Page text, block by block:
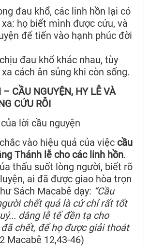
đau khổ, các linh hồn lại có
họ biết mình được cứu, và
để tiến vào hạnh phúc đời
đau khổ khác nhau, tùy
cách ân sủng khi còn sống.
– CẦU NGUYỆN, HY LỄ VÀ
CỨU RỖI
lời cầu nguyện
vào hiệu quả của việc cầu
Thánh lễ cho các linh hồn.
thấu suốt lòng người, biết rõ
ai đã được giao hòa trọn
Sách Macabê dạy: “Cầu
chết quả là cử chỉ rất tốt
dâng lễ tế đền tạ cho
chết, để họ được giải thoát
Macabê 12,43-46)